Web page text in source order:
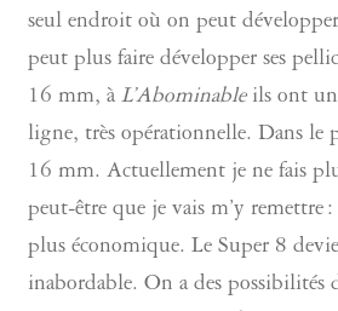
seul endroit où on peut
peut plus faire développer ses
16 mm, à L’Abominableils ont
ligne, très opérationnelle. Dans le
16 mm. Actuellement je ne fais
peut-être que je vais m’y remettre
plus économique. Le Super 8
inabordable. On a des possibilités